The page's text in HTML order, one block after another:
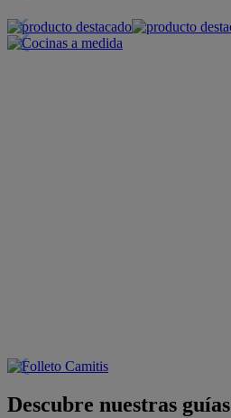
Descubre nuestras guías